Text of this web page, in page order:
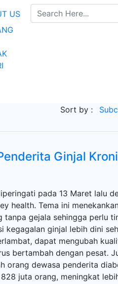
US
Sort by :
Ginjal
pada 13 Maret lalu
health. Tema ini
gejala sehingga perlu
kegagalan ginjal lebih dini
dapat mengubah
bertambah dengan pesat.
orang dewasa penderita
juta orang, meningkat